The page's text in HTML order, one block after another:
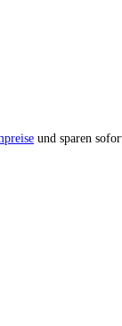
und sparen